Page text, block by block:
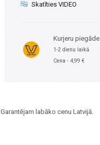
Skatīties VIDEO
Kurjeru piegāde
1-2 dienu laikā
Cena - 4,99 €
Garantējam labāko cenu Latvijā.